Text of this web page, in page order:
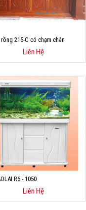
215-C có chạm chân
Liên Hệ
R6 - 1050
Liên Hệ